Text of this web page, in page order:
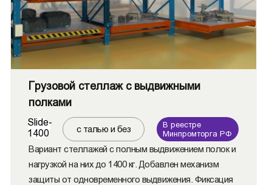
Грузовой стеллаж с выдвижными
полками
Slide-
1400
с талью и без
В реестре
Минпромторга РФ
Вариант стеллажей с полным выдвижением полок и
нагрузкой на них до 1400 кг. Добавлен механизм
защиты от одновременного выдвижения. Фиксация